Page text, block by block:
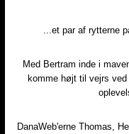
...et par af rytterne
Med Bertram inde i
komme højt til vejrs
DanaWeb'erne Thomas,